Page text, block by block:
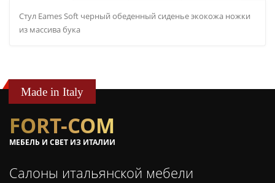
Стул Eames Soft черный обеденный сиденье экокожа ножки
из массива бука
Made in Italy
FORT-COM
МЕБЕЛЬ И СВЕТ ИЗ ИТАЛИИ
Салоны итальянской мебели